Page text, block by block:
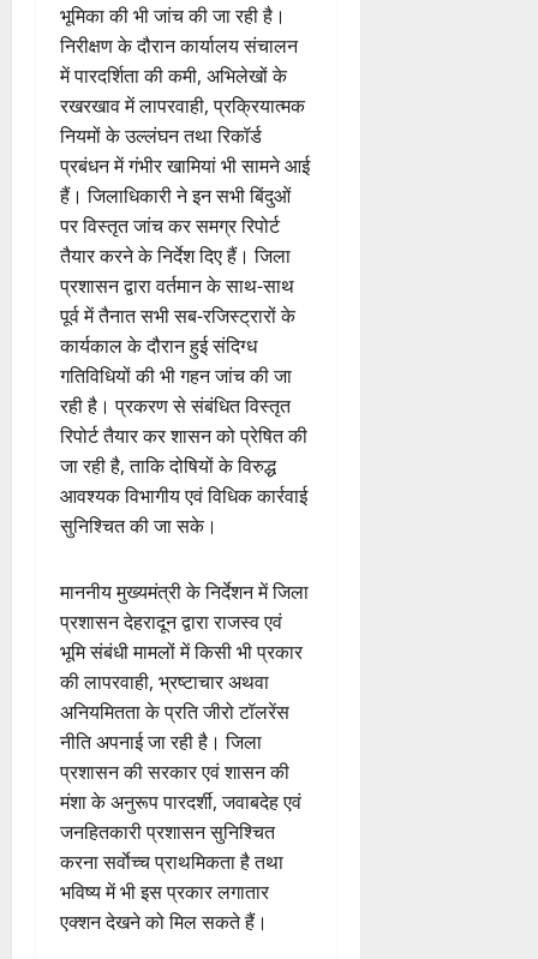
भूमिका की भी जांच की जा रही है।
निरीक्षण के दौरान कार्यालय संचालन
में पारदर्शिता की कमी, अभिलेखों के
रखरखाव में लापरवाही, प्रक्रियात्मक
नियमों के उल्लंघन तथा रिकॉर्ड
प्रबंधन में गंभीर खामियां भी सामने आई
हैं। जिलाधिकारी ने इन सभी बिंदुओं
पर विस्तृत जांच कर समग्र रिपोर्ट
तैयार करने के निर्देश दिए हैं। जिला
प्रशासन द्वारा वर्तमान के साथ-साथ
पूर्व में तैनात सभी सब-रजिस्ट्रारों के
कार्यकाल के दौरान हुई संदिग्ध
गतिविधियों की भी गहन जांच की जा
रही है। प्रकरण से संबंधित विस्तृत
रिपोर्ट तैयार कर शासन को प्रेषित की
जा रही है, ताकि दोषियों के विरुद्ध
आवश्यक विभागीय एवं विधिक कार्रवाई
सुनिश्चित की जा सके।
माननीय मुख्यमंत्री के निर्देशन में जिला
प्रशासन देहरादून द्वारा राजस्व एवं
भूमि संबंधी मामलों में किसी भी प्रकार
की लापरवाही, भ्रष्टाचार अथवा
अनियमितता के प्रति जीरो टॉलरेंस
नीति अपनाई जा रही है। जिला
प्रशासन की सरकार एवं शासन की
मंशा के अनुरूप पारदर्शी, जवाबदेह एवं
जनहितकारी प्रशासन सुनिश्चित
करना सर्वाेच्च प्राथमिकता है तथा
भविष्य में भी इस प्रकार लगातार
एक्शन देखने को मिल सकते हैं।